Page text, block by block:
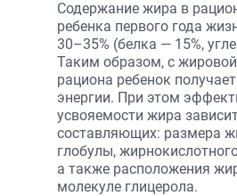
Содержание жира в
ребенка первого года
30–35% (белка — 15%,
Таким образом, с
рациона ребенок
энергии. При этом
усвояемости жира
составляющих: размера
глобулы,
а также расположения
молекуле глицерола.